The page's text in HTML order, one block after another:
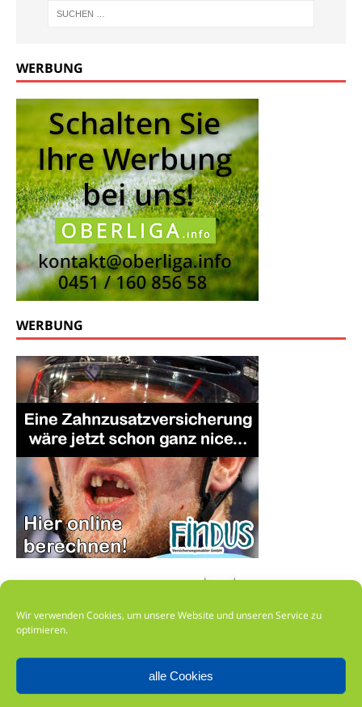
Wir verwenden Cookies, um unsere Website und unseren Service zu
optimieren.
alle Cookies
WERBUNG
WERBUNG